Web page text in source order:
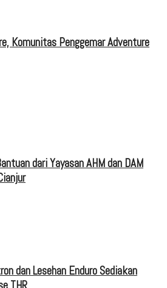
Komunitas Penggemar Adventure
dari Yayasan AHM dan DAM
dan Lesehan Enduro Sediakan